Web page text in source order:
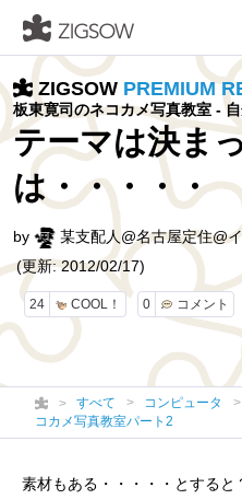
ZIGSOW PREMIUM
板東寛司のネコカメ写真教室 -
テーマは決ま
は・・・・・
24 COOL！ 0 コメント
by 某支配人@名古屋定住@
(更新: 2012/02/17)
すべて コンピュータ
コカメ写真教室パート2
素材もある・・・・・とすると